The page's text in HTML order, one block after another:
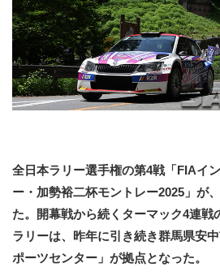
全日本ラリー選手権の第4戦「FIAイ
ー・加勢裕二杯モントレー2025」が
た。開幕戦から続くターマック4連戦
ラリーは、昨年に引き続き群馬県安
ポーツセンター」が拠点となった。